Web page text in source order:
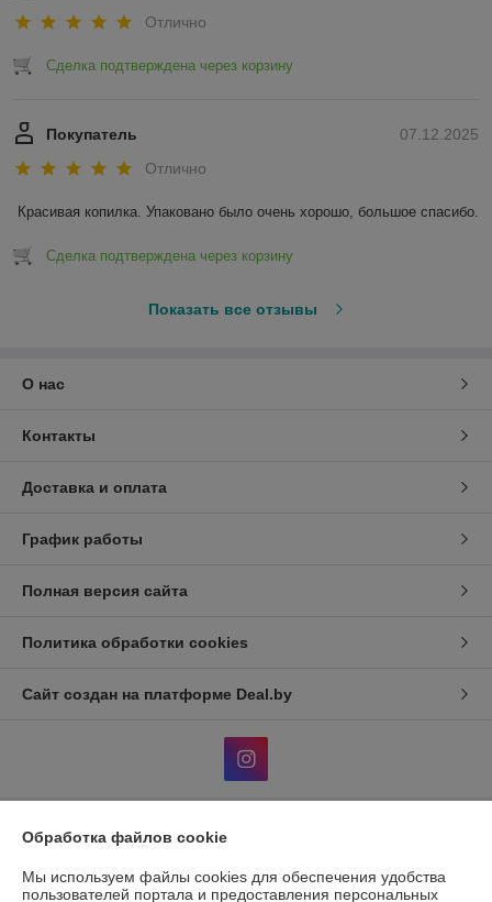
Отлично
Сделка подтверждена через корзину
07.12.2025
Покупатель
Отлично
Красивая копилка. Упаковано было очень хорошо, большое спасибо.
Сделка подтверждена через корзину
Показать все отзывы
О нас
Контакты
Доставка и оплата
График работы
Полная версия сайта
Политика обработки cookies
Сайт создан на платформе Deal.by
Информация для покупателя
Индивидуальный предприниматель:ИП Гавриленко Светлана
Михайловна
Обработка файлов cookie
Мы используем файлы cookies для обеспечения удобства
пользователей портала и предоставления персональных